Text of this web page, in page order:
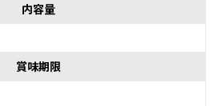
内容量
賞味期限